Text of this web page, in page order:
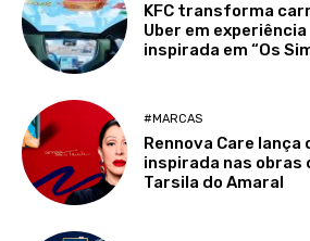
KFC transforma
Uber em experiência
inspirada em “Os
#MARCAS
Rennova Care lança
inspirada nas obras
Tarsila do Amaral